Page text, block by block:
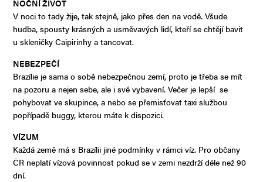
NOČNÍ ŽIVOT
V noci to tady žije, tak stejně, jako přes den na vodě. Všude
hudba, spousty krásných a usměvavých lidí, kteří se chtějí bavit
u skleničky Caipirinhy a tancovat.
NEBEZPEČÍ
Brazílie je sama o sobě nebezpečnou zemí, proto je třeba se mít
na pozoru a nejen sebe, ale i své vybavení. Večer je lepší se
pohybovat ve skupince, a nebo se přemisťovat taxi službou
popřípadě buggy, kterou máte k dispozici.
VÍZUM
Každá země má s Brazílii jiné podmínky v rámci víz. Pro občany
ČR neplatí vízová povinnost pokud se v zemi nezdrží déle než 90
dní.